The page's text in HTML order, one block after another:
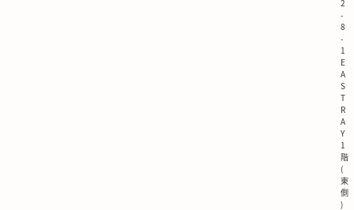
2
-
8
-
1
E
A
S
T
R
A
Y
1
階
(
東
側
)